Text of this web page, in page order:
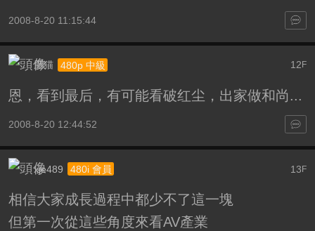
2008-8-20 11:15:44
12 F
肥猫 480p 中級
恩，看到最后，有可能看破红尘，出家做和尚...
2008-8-20 12:44:52
13F
xje489 480i 會員
相信大家成長過程中都少不了這一塊
但第一次從這些角度來看AV產業